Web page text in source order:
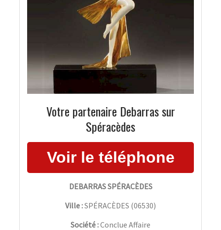
Votre partenaire Debarras sur
Spéracèdes
DEBARRAS SPÉRACÈDES
Ville :SPÉRACÈDES (06530)
Société :Conclue Affaire